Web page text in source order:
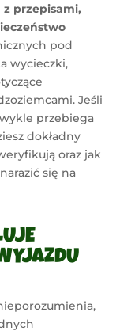
przepisami,
pod
wycieczki,
Jeśli
przebiega
dokładny
oraz jak
się na